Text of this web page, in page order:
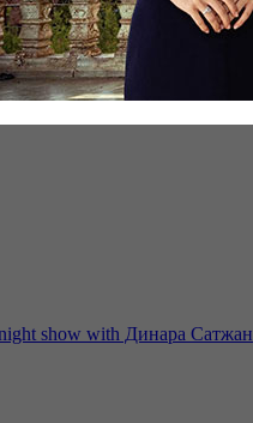
show with Динара Сатжан